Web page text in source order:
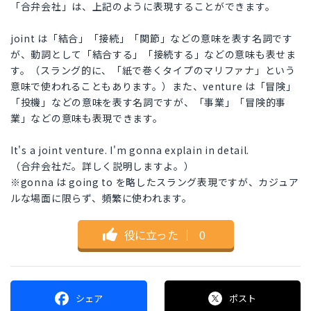
「合弁会社」は、上記のように表現することができます。
joint は「結合」「接続」「関節」などの意味を表す名詞です
が、動詞として「結合する」「接続する」などの意味も表せま
す。（スラング的に、「紙で巻くタイプのマリファナ」という
意味で使われることもあります。）また、venture は「冒険」
「投機」などの意味を表す名詞ですが、「事業」「冒険的事
業」などの意味も表現できます。
It's a joint venture. I'm gonna explain in detail.
（合弁会社だ。詳しく説明しますよ。）
※gonna は going to を略したスラング表現ですが、カジュア
ルな場面に限らず、頻繁に使われます。
役に立った ｜ 0
シェア ポスト